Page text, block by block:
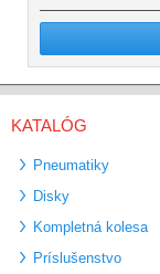
KATALÓG
Pneumatiky
Disky
Kompletná kolesa
Príslušenstvo